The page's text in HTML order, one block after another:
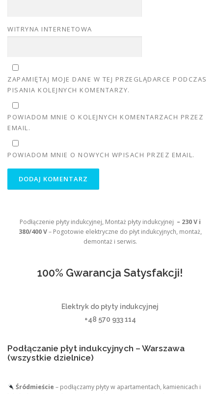
WITRYNA INTERNETOWA
ZAPAMIĘTAJ MOJE DANE W TEJ PRZEGLĄDARCE PODCZAS
PISANIA KOLEJNYCH KOMENTARZY.
POWIADOM MNIE O KOLEJNYCH KOMENTARZACH PRZEZ
EMAIL.
POWIADOM MNIE O NOWYCH WPISACH PRZEZ EMAIL.
Podłączenie płyty indukcyjnej, Montaż płyty indukcyjnej – 230 V i
380/400 V– Pogotowie elektryczne do płyt indukcyjnych, montaż,
demontaż i serwis.
100% Gwarancja Satysfakcji!
Elektryk do płyty indukcyjnej
+48 570 933 114
Podłączanie płyt indukcyjnych – Warszawa
(wszystkie dzielnice)
Śródmieście – podłączamy płyty w apartamentach, kamienicach i